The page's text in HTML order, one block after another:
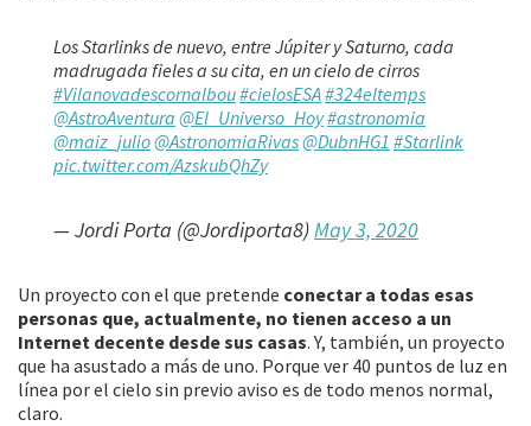
Los Starlinks de nuevo, entre Júpiter y Saturno, cada
madrugada fieles a su cita, en un cielo de cirros
#Vilanovadescornalbou#cielosESA#324eltemps
@AstroAventura @El_Universo_Hoy#astronomia
@maiz_julio@AstronomiaRivas@DubnHG1 #Starlink
pic.twitter.com/AzskubQhZy
— Jordi Porta (@Jordiporta8)May 3, 2020
Un proyecto con el que pretende conectar a todas esas
personas que, actualmente, no tienen acceso a un
Internet decente desde sus casas. Y, también, un proyecto
que ha asustado a más de uno. Porque ver 40 puntos de luz en
línea por el cielo sin previo aviso es de todo menos normal,
claro.